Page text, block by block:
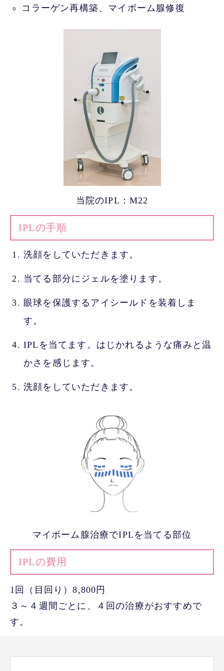
コラーゲン再構築、マイボーム腺修復
当院のIPL：M22
IPLの手順
洗顔をしていただきます。
当てる部分にジェルを塗ります。
眼球を保護するアイシールドを装着しま
す。
IPLを当てます。はじかれるような痛みと温
かさを感じます。
洗顔をしていただきます。
マイボーム腺治療でIPLを当てる部位
IPLの費用
1回（目回り）8,800円
３～４週間ごとに、４回の治療がおすすめで
す。